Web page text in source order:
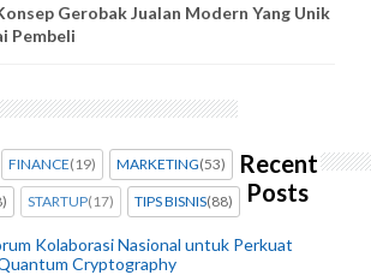
Gerobak Jualan Modern Yang Unik
Pembeli
FINANCE(19) MARKETING(53)
STARTUP(17) TIPS BISNIS(88)
Recent
Posts
Kolaborasi Nasional untuk Perkuat
Cryptography